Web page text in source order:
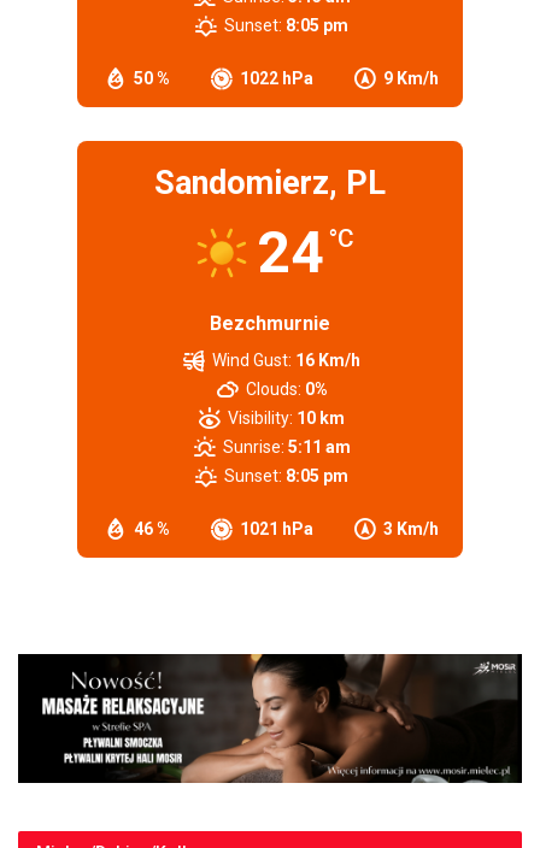
50 % 1022 hPa 9 Km/h
Sunset: 8:05 pm
Sandomierz, PL
24 °C
Bezchmurnie
46 % 1021 hPa 3 Km/h
Wind Gust: 16 Km/h
Clouds: 0%
Visibility: 10 km
Sunrise: 5:11 am
Sunset: 8:05 pm